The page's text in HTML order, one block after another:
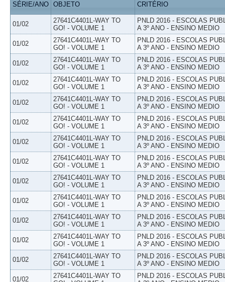
SÉRIE/ANO OBJETO CRITÉRIO
01/02
27641C4401L-WAY TO
GO! - VOLUME 1
PNLD 2016 - ESCOLAS
A 3º ANO - ENSINO MEDIO
01/02
27641C4401L-WAY TO
GO! - VOLUME 1
PNLD 2016 - ESCOLAS
A 3º ANO - ENSINO MEDIO
01/02
27641C4401L-WAY TO
GO! - VOLUME 1
PNLD 2016 - ESCOLAS
A 3º ANO - ENSINO MEDIO
01/02
27641C4401L-WAY TO
GO! - VOLUME 1
PNLD 2016 - ESCOLAS
A 3º ANO - ENSINO MEDIO
01/02
27641C4401L-WAY TO
GO! - VOLUME 1
PNLD 2016 - ESCOLAS
A 3º ANO - ENSINO MEDIO
01/02
27641C4401L-WAY TO
GO! - VOLUME 1
PNLD 2016 - ESCOLAS
A 3º ANO - ENSINO MEDIO
01/02
27641C4401L-WAY TO
GO! - VOLUME 1
PNLD 2016 - ESCOLAS
A 3º ANO - ENSINO MEDIO
01/02
27641C4401L-WAY TO
GO! - VOLUME 1
PNLD 2016 - ESCOLAS
A 3º ANO - ENSINO MEDIO
01/02
27641C4401L-WAY TO
GO! - VOLUME 1
PNLD 2016 - ESCOLAS
A 3º ANO - ENSINO MEDIO
01/02
27641C4401L-WAY TO
GO! - VOLUME 1
PNLD 2016 - ESCOLAS
A 3º ANO - ENSINO MEDIO
01/02
27641C4401L-WAY TO
GO! - VOLUME 1
PNLD 2016 - ESCOLAS
A 3º ANO - ENSINO MEDIO
01/02
27641C4401L-WAY TO
GO! - VOLUME 1
PNLD 2016 - ESCOLAS
A 3º ANO - ENSINO MEDIO
01/02
27641C4401L-WAY TO
GO! - VOLUME 1
PNLD 2016 - ESCOLAS
A 3º ANO - ENSINO MEDIO
01/02
27641C4401L-WAY TO
PNLD 2016 - ESCOLAS